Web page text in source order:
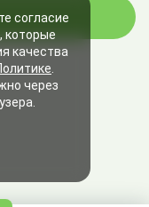
согласие
которые
качества
через